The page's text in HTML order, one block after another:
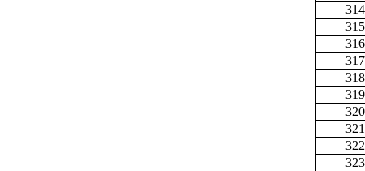
314
315
316
317
318
319
320
321
322
323